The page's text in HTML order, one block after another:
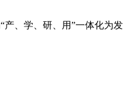
、学、研、用”一体化为